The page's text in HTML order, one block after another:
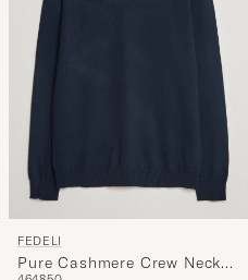
FEDELI
Pure Cashmere Crew Neck